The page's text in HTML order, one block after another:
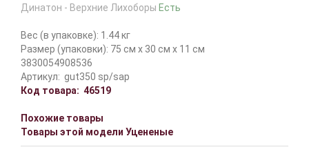
Динатон - Верхние Лихоборы Есть
Вес (в упаковке): 1.44 кг
Размер (упаковки): 75 см x 30 см x 11 см
3830054908536
Артикул: gut350 sp/sap
Код товара: 46519
Похожие товары
Товары этой модели Уцененые